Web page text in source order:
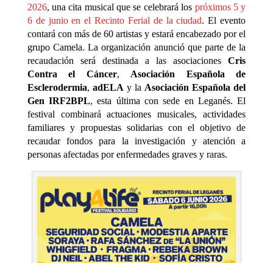
2026, una cita musical que se celebrará los próximos 5 y
6 de junio en el Recinto Ferial de la ciudad. El evento
contará con más de 60 artistas y estará encabezado por el
grupo Camela. La organización anunció que parte de la
recaudación será destinada a las asociacionesCris
Contra el Cáncer, Asociación Española de
Esclerodermia, adELA y la Asociación Española del
Gen IRF2BPL, esta última con sede en Leganés. El
festival combinará actuaciones musicales, actividades
familiares y propuestas solidarias con el objetivo de
recaudar fondos para la investigación y atención a
personas afectadas por enfermedades graves y raras.